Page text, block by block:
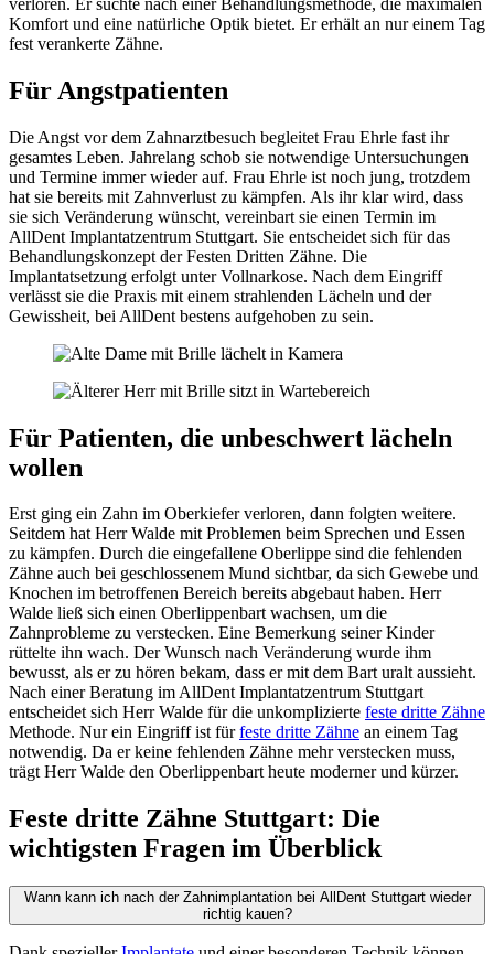
Komfort und eine natürliche Optik bietet. Er erhält an nur einem Tag
fest verankerte Zähne.
Für Angstpatienten
Die Angst vor dem Zahnarztbesuch begleitet Frau Ehrle fast ihr
gesamtes Leben. Jahrelang schob sie notwendige Untersuchungen
und Termine immer wieder auf. Frau Ehrle ist noch jung, trotzdem
hat sie bereits mit Zahnverlust zu kämpfen. Als ihr klar wird, dass
sie sich Veränderung wünscht, vereinbart sie einen Termin im
AllDent Implantatzentrum Stuttgart. Sie entscheidet sich für das
Behandlungskonzept der Festen Dritten Zähne. Die
Implantatsetzung erfolgt unter Vollnarkose. Nach dem Eingriff
verlässt sie die Praxis mit einem strahlenden Lächeln und der
Gewissheit, bei AllDent bestens aufgehoben zu sein.
Für Patienten, die unbeschwert lächeln
wollen
Erst ging ein Zahn im Oberkiefer verloren, dann folgten weitere.
Seitdem hat Herr Walde mit Problemen beim Sprechen und Essen
zu kämpfen. Durch die eingefallene Oberlippe sind die fehlenden
Zähne auch bei geschlossenem Mund sichtbar, da sich Gewebe und
Knochen im betroffenen Bereich bereits abgebaut haben. Herr
Walde ließ sich einen Oberlippenbart wachsen, um die
Zahnprobleme zu verstecken. Eine Bemerkung seiner Kinder
rüttelte ihn wach. Der Wunsch nach Veränderung wurde ihm
bewusst, als er zu hören bekam, dass er mit dem Bart uralt aussieht.
Nach einer Beratung im AllDent Implantatzentrum Stuttgart
entscheidet sich Herr Walde für die unkomplizierte feste dritte Zähne
Methode. Nur ein Eingriff ist fürfeste dritte Zähne an einem Tag
notwendig. Da er keine fehlenden Zähne mehr verstecken muss,
trägt Herr Walde den Oberlippenbart heute moderner und kürzer.
Feste dritte Zähne Stuttgart: Die
wichtigsten Fragen im Überblick
Wann kann ich nach der Zahnimplantation bei AllDent Stuttgart wieder
richtig kauen?